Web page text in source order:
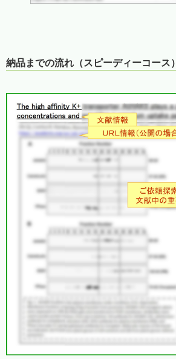
納品までの流れ（スピーディーコース）